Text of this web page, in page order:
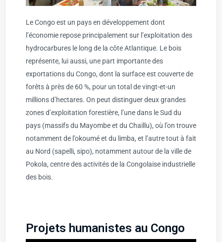
Le Congo est un pays en développement dont
l’économie repose principalement sur l’exploitation des
hydrocarbures le long de la côte Atlantique. Le bois
représente, lui aussi, une part importante des
exportations du Congo, dont la surface est couverte de
forêts à près de 60 %, pour un total de vingt-et-un
millions d’hectares. On peut distinguer deux grandes
zones d’exploitation forestière, l’une dans le Sud du
pays (massifs du Mayombe et du Chaillu), où l’on trouve
notamment de l’okoumé et du limba, et l’autre tout à fait
au Nord (sapelli, sipo), notamment autour de la ville de
Pokola, centre des activités de la Congolaise industrielle
des bois.
Projets humanistes au Congo